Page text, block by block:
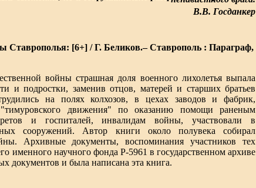
В.В. Госданкер
Ставрополья: [6+] / Г. Беликов.– Ставрополь : Параграф,
войны страшная доля военного лихолетья выпала
и подростки, заменив отцов, матерей и старших братьев
на полях колхозов, в цехах заводов и фабрик,
движения" по оказанию помощи раненым
и госпиталей, инвалидам войны, участвовали в
сооружений. Автор книги около полувека собирал
Архивные документы, воспоминания участников тех
именного научного фонда Р-5961 в государственном архиве
документов и была написана эта книга.